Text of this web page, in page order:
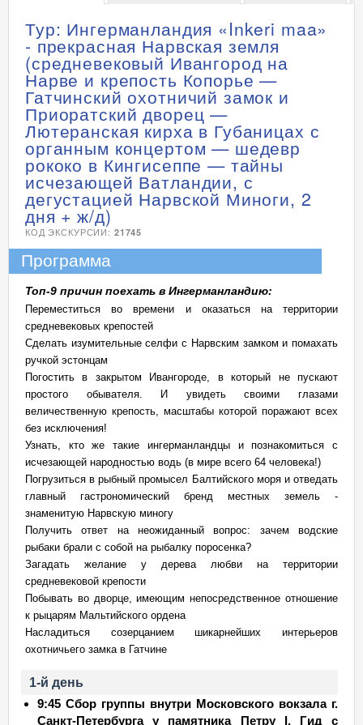
Тур: Ингерманландия «Inkeri maa»
- прекрасная Нарвская земля
(средневековый Ивангород на
Нарве и крепость Копорье —
Гатчинский охотничий замок и
Приоратский дворец —
Лютеранская кирха в Губаницах с
органным концертом — шедевр
рококо в Кингисеппе — тайны
исчезающей Ватландии, с
дегустацией Нарвской Миноги, 2
дня + ж/д)
КОД ЭКСКУРСИИ: 21745
Программа
Топ-9 причин поехать в Ингерманландию:
Переместиться во времени и оказаться на территории
средневековых крепостей
Сделать изумительные селфи с Нарвским замком и помахать
ручкой эстонцам
Погостить в закрытом Ивангороде, в который не пускают
простого обывателя. И увидеть своими глазами
величественную крепость, масштабы которой поражают всех
без исключения!
Узнать, кто же такие ингерманландцы и познакомиться с
исчезающей народностью водь (в мире всего 64 человека!)
Погрузиться в рыбный промысел Балтийского моря и отведать
главный гастрономический бренд местных земель -
знаменитую Нарвскую миногу
Получить ответ на неожиданный вопрос: зачем водские
рыбаки брали с собой на рыбалку поросенка?
Загадать желание у дерева любви на территории
средневековой крепости
Побывать во дворце, имеющим непосредственное отношение
к рыцарям Мальтийского ордена
Насладиться созерцанием шикарнейших интерьеров
охотничьего замка в Гатчине
1-й день
9:45 Сбор группы внутри Московского вокзала г.
Санкт-Петербурга у памятника Петру I. Гид с